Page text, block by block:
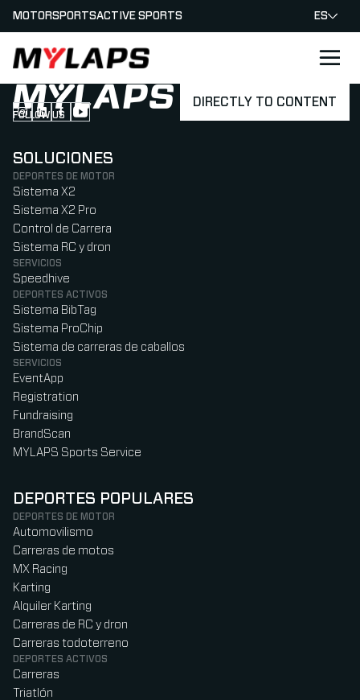
DIRECTLY TO CONTENT
LOGO MYLAPS - ESPANA
MOTORSPORTSACTIVE SPORTS ES
FOLLOW US
Follow us on Instagram (Opens in new tab)
Follow us on LinkedIn (Opens in new tab)
Follow us on Facebook (Opens in new tab)
Follow us on YouTube (Opens in new tab)
SOLUCIONES
DEPORTES DE MOTOR
Sistema X2
Sistema X2 Pro
Control de Carrera
Sistema RC y dron
SERVICIOS
Speedhive
DEPORTES ACTIVOS
Sistema BibTag
Sistema ProChip
Sistema de carreras de caballos
SERVICIOS
EventApp
Registration
Fundraising
BrandScan
MYLAPS Sports Service
DEPORTES POPULARES
DEPORTES DE MOTOR
Automovilismo
Carreras de motos
MX Racing
Karting
Alquiler Karting
Carreras de RC y dron
Carreras todoterreno
DEPORTES ACTIVOS
Carreras
Triatlón